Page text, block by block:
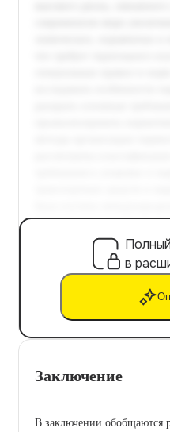
в
Заключение
В заключении обобщаются